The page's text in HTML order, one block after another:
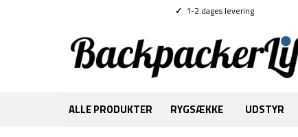
✓ 1-2 dages levering
ALLE PRODUKTER RYGSÆKKE UDSTYR